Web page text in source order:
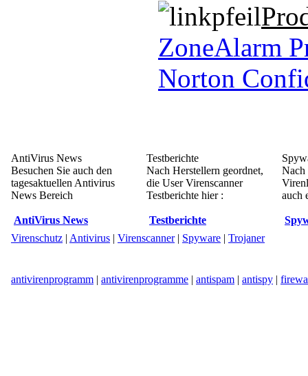
ZoneAlarm
Norton
AntiVirus News
Besuchen Sie auch den
tagesaktuellen Antivirus
News Bereich
AntiVirus News
Testberichte
Nach Herstellern geordnet,
die User Virenscanner
Testberichte hier :
Testberichte
Nach
auch
Virenschutz | Antivirus | Virenscanner| Spyware | Trojaner
antivirenprogramm | antivirenprogramme | antispam | antispy |